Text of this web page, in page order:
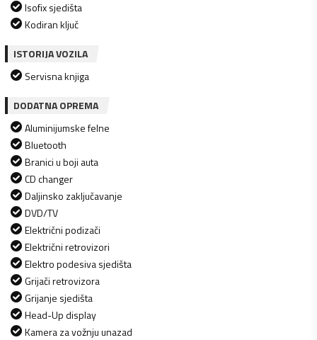
Isofix sjedišta
Kodiran ključ
ISTORIJA VOZILA
Servisna knjiga
DODATNA OPREMA
Aluminijumske felne
Bluetooth
Branici u boji auta
CD changer
Daljinsko zaključavanje
DVD/TV
Električni podizači
Električni retrovizori
Elektro podesiva sjedišta
Grijači retrovizora
Grijanje sjedišta
Head-Up display
Kamera za vožnju unazad